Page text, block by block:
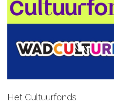
CONTACT
ORGANISATIE
Het Cultuurfonds